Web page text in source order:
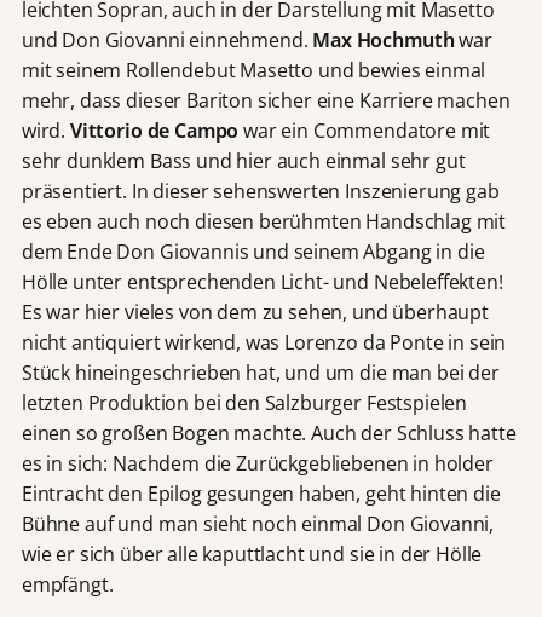
leichten Sopran, auch in der Darstellung mit Masetto
und Don Giovanni einnehmend. Max Hochmuthwar
mit seinem Rollendebut Masetto und bewies einmal
mehr, dass dieser Bariton sicher eine Karriere machen
wird. Vittorio de Campowar ein Commendatore mit
sehr dunklem Bass und hier auch einmal sehr gut
präsentiert. In dieser sehenswerten Inszenierung gab
es eben auch noch diesen berühmten Handschlag mit
dem Ende Don Giovannis und seinem Abgang in die
Hölle unter entsprechenden Licht- und Nebeleffekten!
Es war hier vieles von dem zu sehen, und überhaupt
nicht antiquiert wirkend, was Lorenzo da Ponte in sein
Stück hineingeschrieben hat, und um die man bei der
letzten Produktion bei den Salzburger Festspielen
einen so großen Bogen machte. Auch der Schluss hatte
es in sich: Nachdem die Zurückgebliebenen in holder
Eintracht den Epilog gesungen haben, geht hinten die
Bühne auf und man sieht noch einmal Don Giovanni,
wie er sich über alle kaputtlacht und sie in der Hölle
empfängt.